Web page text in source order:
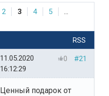
2 3 4 5
...
RSS
#21
0
11.05.2020
16:12:29
Ценный подарок от